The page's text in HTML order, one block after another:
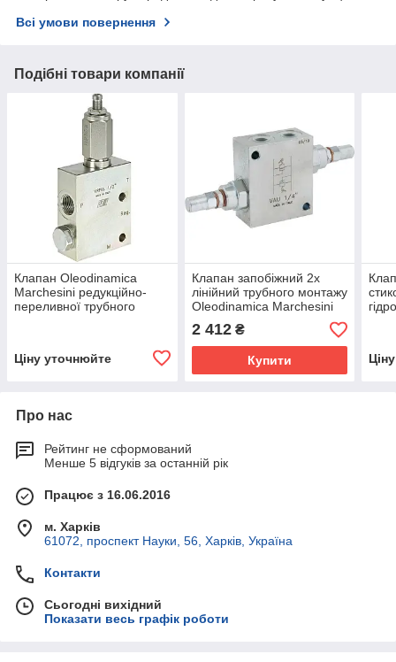
Всі умови повернення
Подібні товари компанії
Клапан Oleodinamica
Marchesini редукційно-
переливної трубного
Ціну уточнюйте
Клапан запобіжний 2х
лінійний трубного монтажу
Oleodinamica Marchesini
VAU 3/8" 80-300 BAR
2 412₴
Купити
Про нас
Рейтинг не сформований
Менше 5 відгуків за останній рік
Працює з 16.06.2016
м. Харків
61072, проспект Науки, 56, Харків, Україна
Контакти
Сьогодні вихідний
Показати весь графік роботи